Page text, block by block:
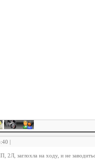
|
заглохла на ходу, и не